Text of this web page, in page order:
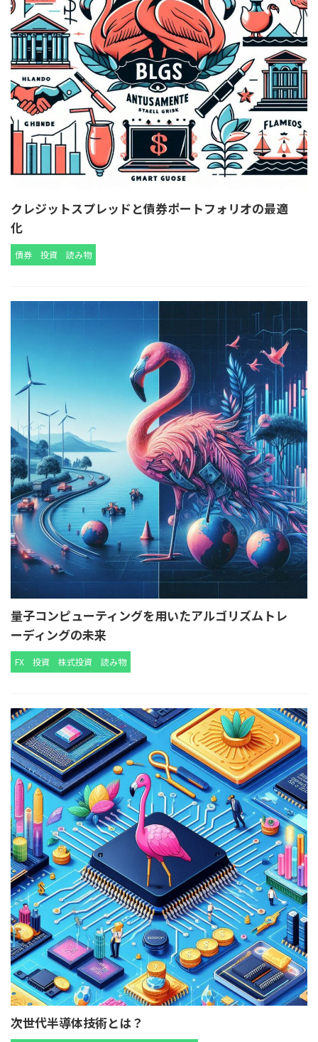
クレジットスプレッドと債券ポートフォリオの最適
化
債券 投資 読み物
量子コンピューティングを用いたアルゴリズムトレ
ーディングの未来
FX 投資 株式投資 読み物
次世代半導体技術とは？